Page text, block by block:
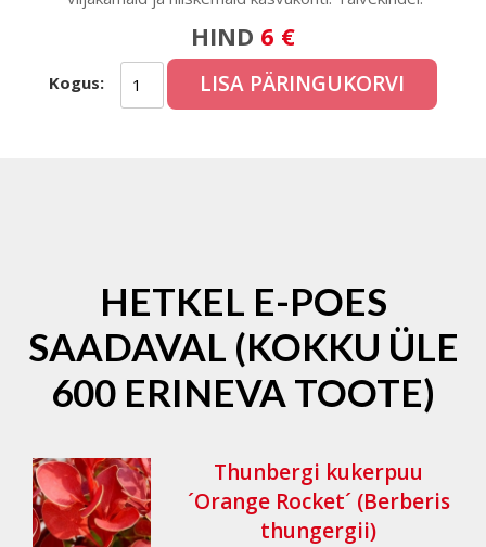
HIND 6 €
Kogus: LISA PÄRINGUKORVI
HETKEL E-POES
SAADAVAL (KOKKU ÜLE
600 ERINEVA TOOTE)
Thunbergi kukerpuu
´Orange Rocket´ (Berberis
thungergii)